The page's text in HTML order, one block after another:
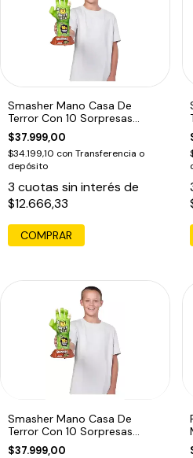
Smasher Mano Casa De
Terror Con 10 Sorpresas
Tiburón
$37.999,00
$34.199,10 con Transferencia o
depósito
3 cuotas sin interés de
$12.666,33
Smasher Mano Casa De
Terror Con 10 Sorpresas
Zombie
$37.999,00